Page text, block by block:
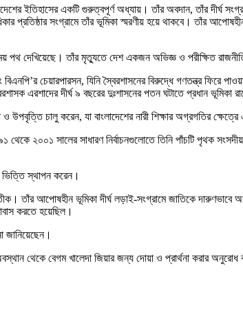
ইতিহাসের একটি গুরুত্বপূর্ণ অধ্যায়। তাঁর অবদান, তাঁর দীর্ঘ
প্রতিষ্ঠার সংগ্রামে তাঁর ভূমিকা স্মরণীয় হয়ে থাকবে। তাঁর
পথ দেখিয়েছে। তাঁর মৃত্যুতে দেশ একজন অভিজ্ঞ ও পরীক্ষিত
চেয়ারপারসন, যিনি স্বৈরশাসনের বিরুদ্ধে গণতন্ত্র ফিরে
এরশাদের দীর্ঘ ৯ বছরের দুঃশাসনের পতন ঘটাতে প্রধান ভূমিকা
চালু করেন, যা বাংলাদেশের নারী শিক্ষার অগ্রগতির
২০০১ সালের সাধারণ নির্বাচনগুলোতে তিনি পাঁচটি পৃথক
ভিত্তি স্থাপন করেন।
তাঁর আপোষহীন ভূমিকা দীর্ঘ লড়াই-সংগ্রামে জাতিকে
করতে হয়েছিল।
জানিয়েছেন।
থেকে বেগম খালেদা জিয়ার জন্য দোয়া ও প্রার্থনা করার অনুরোধ